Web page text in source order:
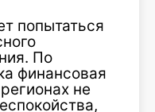
попытаться
По
финансовая
не